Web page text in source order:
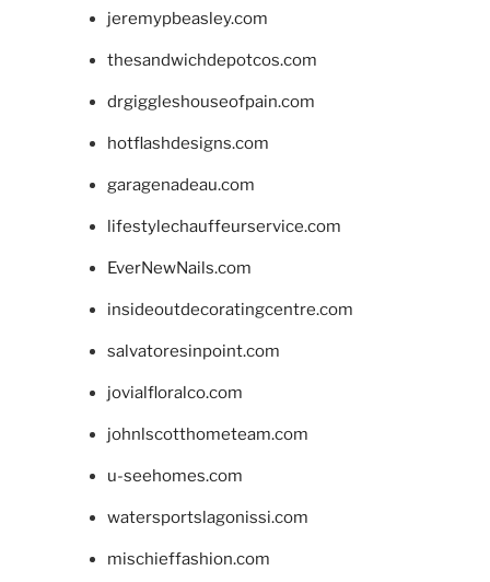
jeremypbeasley.com
thesandwichdepotcos.com
drgiggleshouseofpain.com
hotflashdesigns.com
garagenadeau.com
lifestylechauffeurservice.com
EverNewNails.com
insideoutdecoratingcentre.com
salvatoresinpoint.com
jovialfloralco.com
johnlscotthometeam.com
u-seehomes.com
watersportslagonissi.com
mischieffashion.com